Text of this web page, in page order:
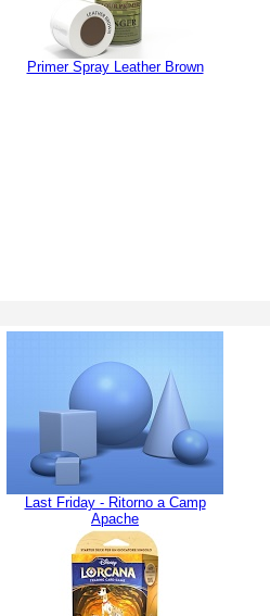
Primer Spray Leather Brown
Last Friday - Ritorno a Camp
Apache